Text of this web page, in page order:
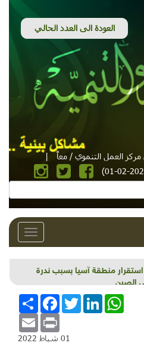
العمل التنموي / معاً
|
Toggle
استقرار منطقة آسيا بسبب ندرة
الصين
انشر
FacebookTwitterLinkedInWhatsApp
Email Print
01 شباط 2022